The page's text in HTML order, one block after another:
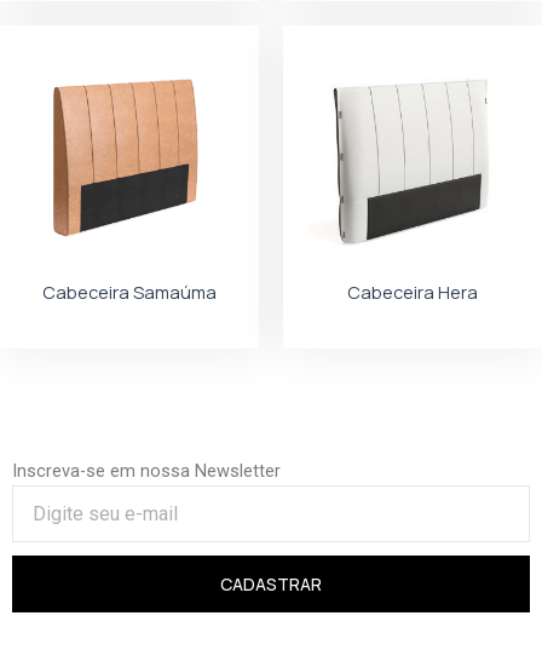
Cabeceira Samaúma Cabeceira Hera
Inscreva-se em nossa Newsletter
CADASTRAR